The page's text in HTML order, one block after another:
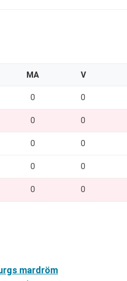
MA V
0 0
0 0
0 0
0 0
0 0
mardröm